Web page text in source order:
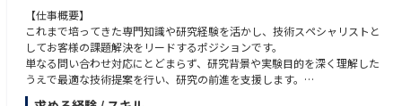
【仕事概要】
これまで培ってきた専門知識や研究経験を活かし、技術スペシャリストと
してお客様の課題解決をリードするポジションです。
単なる問い合わせ対応にとどまらず、研究背景や実験目的を深く理解した
うえで最適な技術提案を行い、研究の前進を支援します。
技術的な深掘りやトラブルシューティングを通じて多くの研究プロジェク